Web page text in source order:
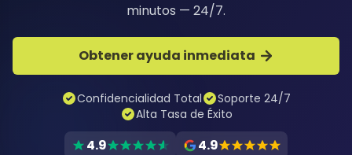
minutos — 24/7.
Obtener ayuda inmediata
Confidencialidad Total
Soporte 24/7
Alta Tasa de Éxito
4.9 4.9